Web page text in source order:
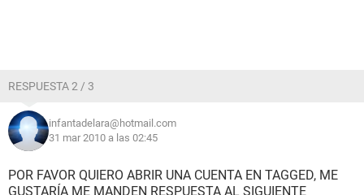
RESPUESTA 2 / 3
infantadelara@hotmail.com
31 mar 2010 a las 02:45
POR FAVOR QUIERO ABRIR UNA CUENTA EN TAGGED, ME
GUSTARÍA ME MANDEN RESPUESTA AL SIGUIENTE